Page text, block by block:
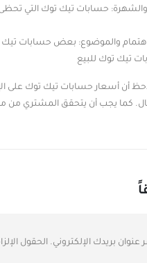
حسابات تيك توك التي تحظى
والموضوع: بعض حسابات
تيك توك للبيع
أن أسعار حسابات تيك توك على
كما يجب أن يتحقق المشتري من
عنوان بريدك الإلكتروني. الحقول